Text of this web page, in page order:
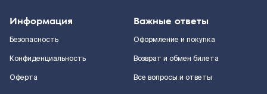
Информация
Безопасность
Конфиденциальность
Оферта
Важные ответы
Оформление и покупка
Возврат и обмен билета
Все вопросы и ответы